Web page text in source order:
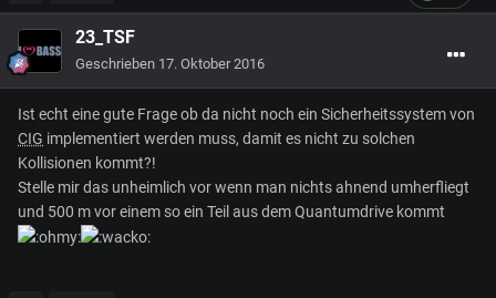
23_TSF
Geschrieben 17. Oktober 2016
Ist echt eine gute Frage ob da nicht noch ein Sicherheitssystem von
CIG implementiert werden muss, damit es nicht zu solchen
Kollisionen kommt?!
Stelle mir das unheimlich vor wenn man nichts ahnend umherfliegt
und 500 m vor einem so ein Teil aus dem Quantumdrive kommt